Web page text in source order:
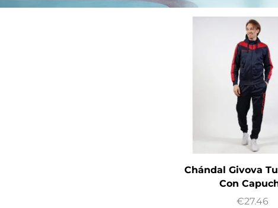
Chándal Givova
Con
€27.46